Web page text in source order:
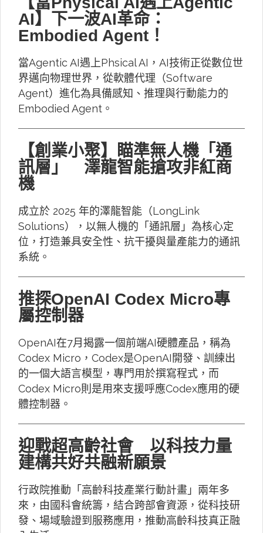
AI】下一波AI革命：
Embodied Agent！
當Agentic AI遇上Phsical AI，AI技術正從數位世
界邁向物理世界，從軟體代理（Software
Agent）進化為具備感知、推理與行動能力的
Embodied Agent。
【創業小聚】瞄準無人機「通
訊層」 澤龍智能搶攻非紅商
機
成立於 2025 年的澤龍智能（LongLink
Solutions），以無人機的「通訊層」為核心定
位，打造兼具安全性、抗干擾與量產能力的通訊
系統。
推探OpenAI Codex Micro專
屬控制器
OpenAI在7月揭露一個前端AI硬體產品，稱為
Codex Micro，Codex是OpenAI開發、訓練出
的一個大語言模型，專門用於撰寫程式，而
Codex Micro則是用來支援呼應Codex應用的硬
體控制器。
迎戰超高齡社會 以科技力量
建構共好共融新願景
行政院推動「高齡科技產業行動計畫」兩年多
來，由國科會統籌，結合跨部會資源，從科技研
發、場域驗證到服務應用，推動高齡科技真正融